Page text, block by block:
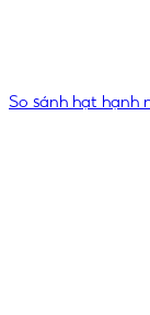
So sánh hạt hạnh